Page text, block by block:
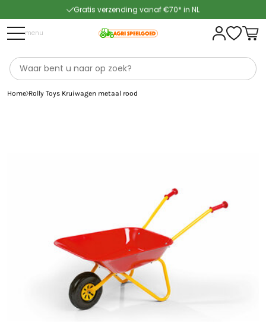
Gratis verzending vanaf €70* in NL
Snelle levering
menu
Home Rolly Toys Kruiwagen metaal rood